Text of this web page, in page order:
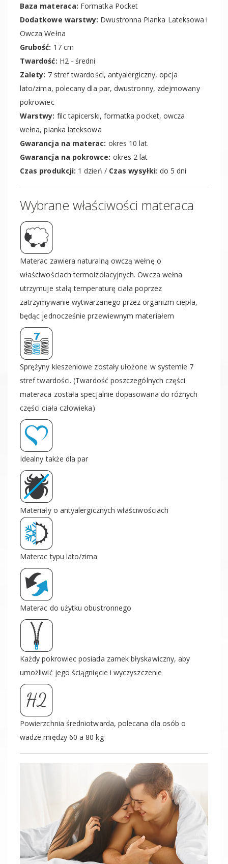
Baza materaca: Formatka Pocket
Dodatkowe warstwy: Dwustronna Pianka Lateksowa i
Owcza Wełna
Grubość: 17 cm
Twardość: H2 - średni
Zalety: 7 stref twardości, antyalergiczny, opcja
lato/zima, polecany dla par, dwustronny, zdejmowany
pokrowiec
Warstwy: filc tapicerski, formatka pocket, owcza
wełna, pianka lateksowa
Gwarancja na materac: okres 10 lat.
Gwarancja na pokrowce: okres 2 lat
Czas produkcji: 1 dzień / Czas wysyłki: do 5 dni
Wybrane właściwości materaca
Materac zawiera naturalną owczą wełnę o
właściwościach termoizolacyjnych. Owcza wełna
utrzymuje stałą temperaturę ciała poprzez
zatrzymywanie wytwarzanego przez organizm ciepła,
będąc jednocześnie przewiewnym materiałem
Sprężyny kieszeniowe zostały ułożone w systemie 7
stref twardości. (Twardość poszczególnych części
materaca została specjalnie dopasowana do różnych
części ciała człowieka)
Idealny także dla par
Materiały o antyalergicznych właściwościach
Materac typu lato/zima
Materac do użytku obustronnego
Każdy pokrowiec posiada zamek błyskawiczny, aby
umożliwić jego ściągnięcie i wyczyszczenie
Powierzchnia średniotwarda, polecana dla osób o
wadze między 60 a 80 kg